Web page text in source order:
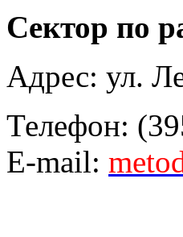
Сектор по
Адрес: ул.
Телефон:
E-mail: